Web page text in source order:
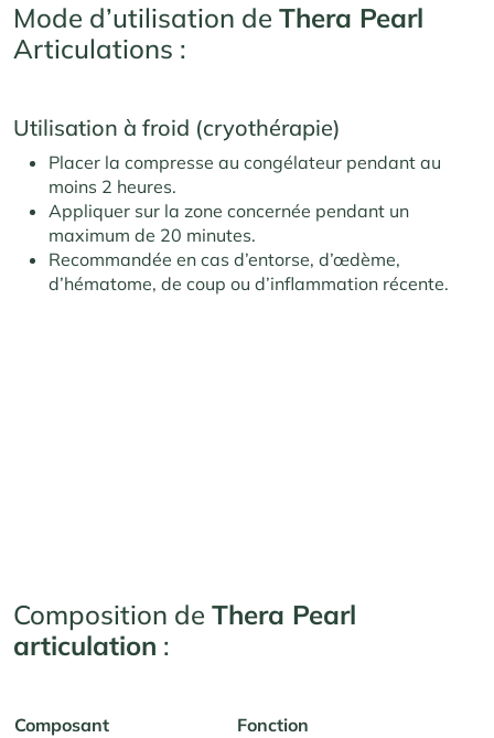
Mode d’utilisation de Thera Pearl
Articulations :
Utilisation à froid (cryothérapie)
Placer la compresse au congélateur pendant au
moins 2 heures.
Appliquer sur la zone concernée pendant un
maximum de 20 minutes.
Recommandée en cas d’entorse, d’œdème,
d’hématome, de coup ou d’inflammation récente.
Composition de Thera Pearl
articulation :
Composant
Fonction